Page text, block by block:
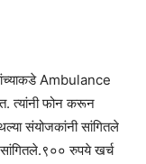
Ambulance
त्यांनी फोन करून
संयोजकांनी सांगितले
सांगितले.९०० रुपये खर्च